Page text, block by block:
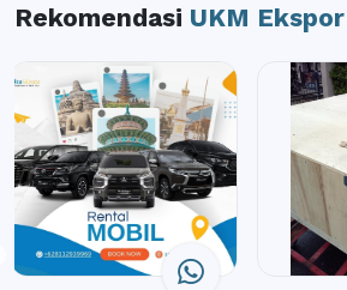
Rekomendasi UKM Ekspor